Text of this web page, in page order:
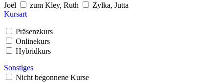
Joël
zum Kley, Ruth
Zylka, Jutta
Kursart
Präsenzkurs
Onlinekurs
Hybridkurs
Sonstiges
Nicht begonnene Kurse